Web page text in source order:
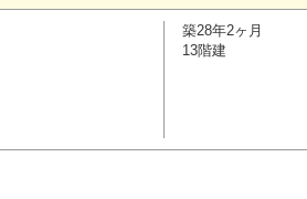
築28年2ヶ月
13階建